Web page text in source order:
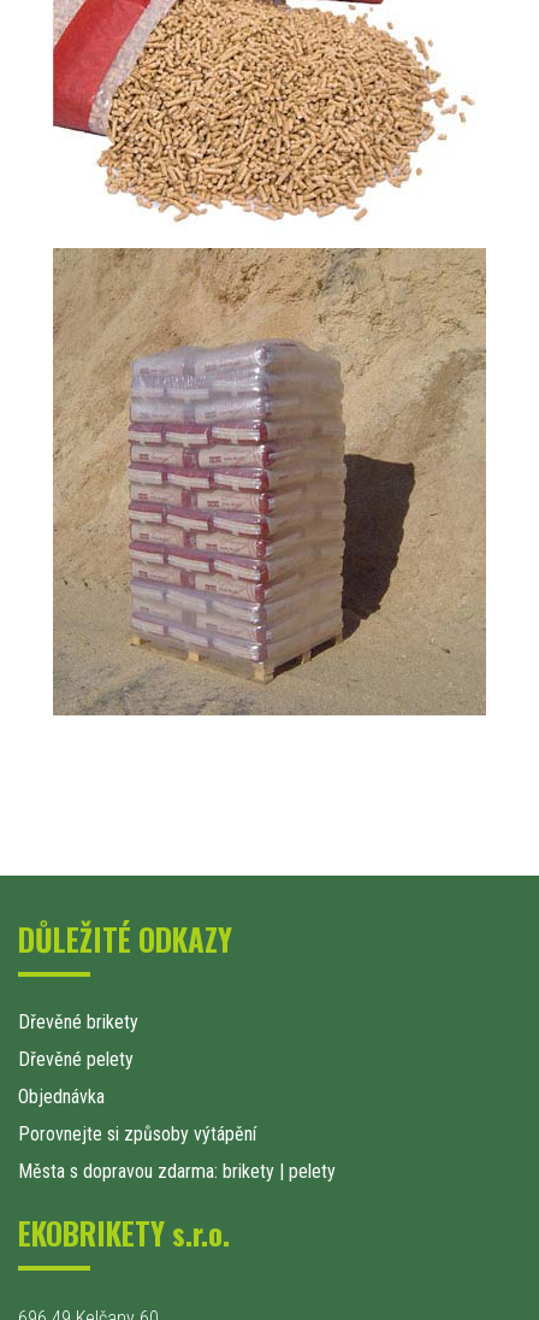
DŮLEŽITÉ ODKAZY
Dřevěné brikety
Dřevěné pelety
Objednávka
Porovnejte si způsoby výtápění
Města s dopravou zdarma: brikety | pelety
EKOBRIKETY s.r.o.